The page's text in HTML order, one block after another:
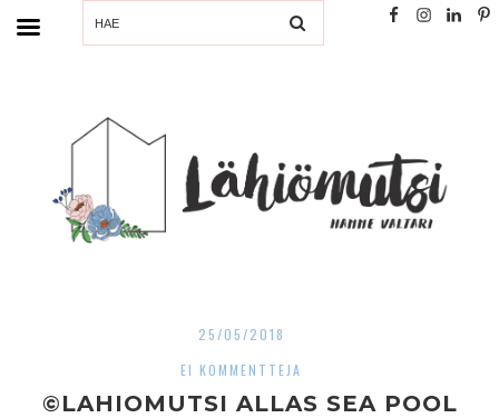
SEARCH
25/05/2018
EI KOMMENTTEJA
©LAHIOMUTSI ALLAS SEA POOL